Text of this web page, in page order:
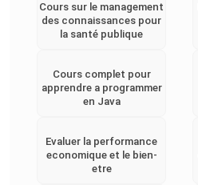
Cours sur le management
des connaissances pour
la santé publique
Cours complet pour
apprendre a programmer
en Java
Evaluer la performance
economique et le bien-
etre